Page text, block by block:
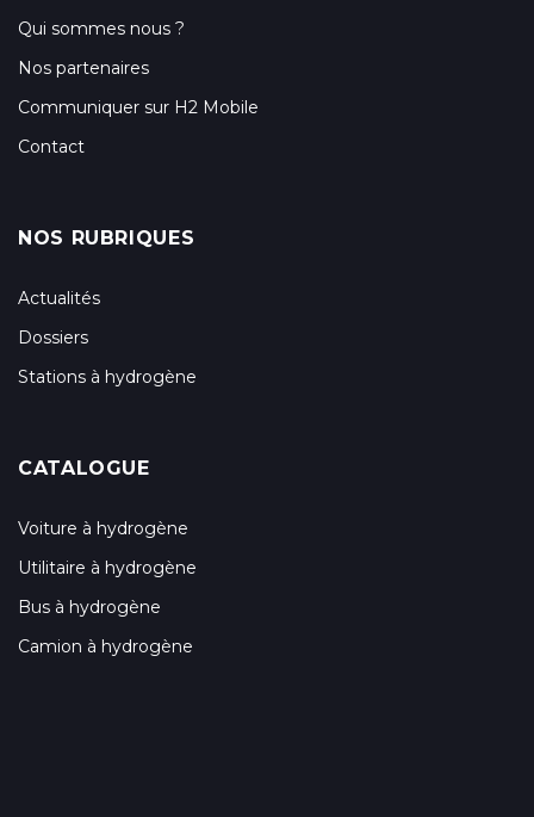
Qui sommes nous ?
Nos partenaires
Communiquer sur H2 Mobile
Contact
NOS RUBRIQUES
Actualités
Dossiers
Stations à hydrogène
CATALOGUE
Voiture à hydrogène
Utilitaire à hydrogène
Bus à hydrogène
Camion à hydrogène